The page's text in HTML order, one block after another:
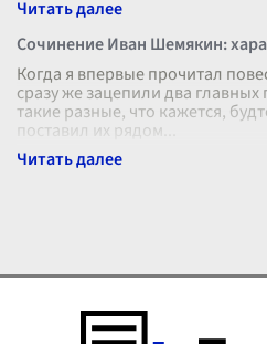
Сочинение Иван Шемякин:
Когда я впервые прочитал
сразу же зацепили два
такие разные, что кажется,
поставил их рядом